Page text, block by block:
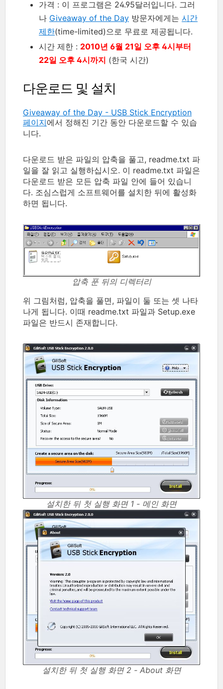
가격 : 이 프로그램은 24.95달러입니다. 그러
나 Giveaway of the Day 방문자에게는 시간
제한(time-limited)으로 무료로 제공됩니다.
시간 제한 : 2010년 6월 21일 오후 4시부터
22일 오후 4시까지 (한국 시간)
다운로드 및 설치
Giveaway of the Day - USB Stick Encryption
페이지에서 정해진 기간 동안 다운로드할 수 있습
니다.
다운로드 받은 파일의 압축을 풀고, readme.txt 파
일을 잘 읽고 실행하십시오. 이 readme.txt 파일은
다운로드 받은 모든 압축 파일 안에 들어 있습니
다. 조심스럽게 소프트웨어를 설치한 뒤에 활성화
하면 됩니다.
압축 푼 뒤의 디렉터리
위 그림처럼, 압축을 풀면, 파일이 둘 또는 셋 나타
나게 됩니다. 이때 readme.txt 파일과 Setup.exe
파일은 반드시 존재합니다.
설치한 뒤 첫 실행 화면 1 - 메인 화면
설치한 뒤 첫 실행 화면 2 - About 화면